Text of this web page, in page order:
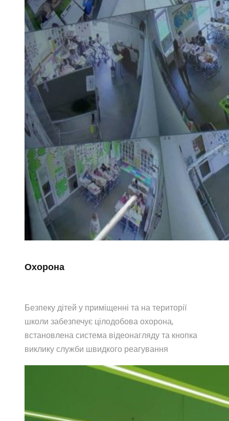
Охорона
Безпеку дітей у приміщенні та на території
школи забезпечує цілодобова охорона,
встановлена система відеонагляду та кнопка
виклику служби швидкого реагування